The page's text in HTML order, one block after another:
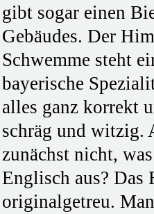
gibt sogar einen
Gebäudes. Der
Schwemme steht
bayerische
alles ganz korrekt
schräg und witzig.
zunächst nicht,
Englisch aus? Das
originalgetreu.